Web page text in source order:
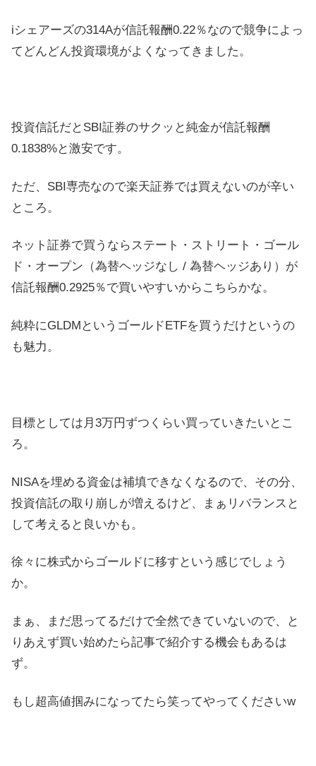
iシェアーズの314Aが信託報酬0.22％なので競争によっ
てどんどん投資環境がよくなってきました。
投資信託だとSBI証券のサクッと純金が信託報酬
0.1838%と激安です。
ただ、SBI専売なので楽天証券では買えないのが辛い
ところ。
ネット証券で買うならステート・ストリート・ゴール
ド・オープン（為替ヘッジなし / 為替ヘッジあり）が
信託報酬0.2925％で買いやすいからこちらかな。
純粋にGLDMというゴールドETFを買うだけというの
も魅力。
目標としては月3万円ずつくらい買っていきたいとこ
ろ。
NISAを埋める資金は補填できなくなるので、その分、
投資信託の取り崩しが増えるけど、まぁリバランスと
して考えると良いかも。
徐々に株式からゴールドに移すという感じでしょう
か。
まぁ、まだ思ってるだけで全然できていないので、と
りあえず買い始めたら記事で紹介する機会もあるは
ず。
もし超高値掴みになってたら笑ってやってくださいw